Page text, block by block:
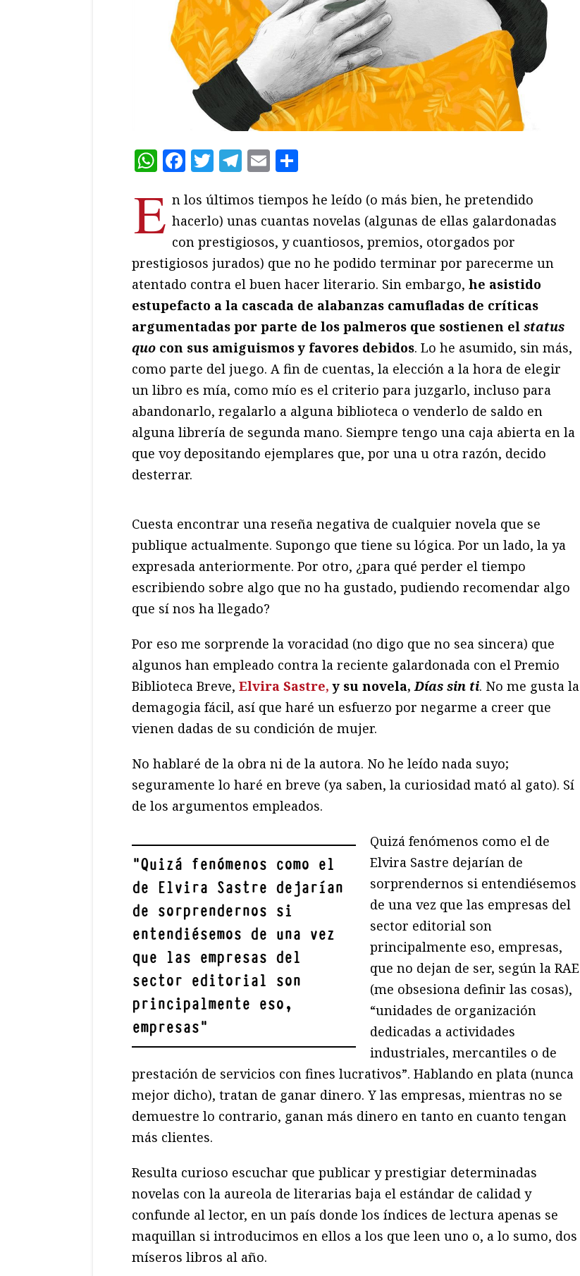
WhatsApp
Facebook
Twitter
Telegram
Email
E n los últimos tiempos he leído (o más bien, he pretendido
hacerlo) unas cuantas novelas (algunas de ellas galardonadas
con prestigiosos, y cuantiosos, premios, otorgados por
prestigiosos jurados) que no he podido terminar por parecerme un
atentado contra el buen hacer literario. Sin embargo, he asistido
estupefacto a la cascada de alabanzas camufladas de críticas
argumentadas por parte de los palmeros que sostienen el status
quo con sus amiguismos y favores debidos. Lo he asumido, sin más,
como parte del juego. A fin de cuentas, la elección a la hora de elegir
un libro es mía, como mío es el criterio para juzgarlo, incluso para
abandonarlo, regalarlo a alguna biblioteca o venderlo de saldo en
alguna librería de segunda mano. Siempre tengo una caja abierta en la
que voy depositando ejemplares que, por una u otra razón, decido
desterrar.
Cuesta encontrar una reseña negativa de cualquier novela que se
publique actualmente. Supongo que tiene su lógica. Por un lado, la ya
expresada anteriormente. Por otro, ¿para qué perder el tiempo
escribiendo sobre algo que no ha gustado, pudiendo recomendar algo
que sí nos ha llegado?
Por eso me sorprende la voracidad (no digo que no sea sincera) que
algunos han empleado contra la reciente galardonada con el Premio
Biblioteca Breve, Elvira Sastre, y su novela,Días sin ti. No me gusta la
demagogia fácil, así que haré un esfuerzo por negarme a creer que
vienen dadas de su condición de mujer.
No hablaré de la obra ni de la autora. No he leído nada suyo;
seguramente lo haré en breve (ya saben, la curiosidad mató al gato). Sí
de los argumentos empleados.
"Quizá fenómenos como el
de Elvira Sastre dejarían
de sorprendernos si
entendiésemos de una vez
que las empresas del
sector editorial son
principalmente eso,
empresas"
Quizá fenómenos como el de
Elvira Sastre dejarían de
sorprendernos si entendiésemos
de una vez que las empresas del
sector editorial son
principalmente eso, empresas,
que no dejan de ser, según la RAE
(me obsesiona definir las cosas),
“unidades de organización
dedicadas a actividades
industriales, mercantiles o de
prestación de servicios con fines lucrativos”. Hablando en plata (nunca
mejor dicho), tratan de ganar dinero. Y las empresas, mientras no se
demuestre lo contrario, ganan más dinero en tanto en cuanto tengan
más clientes.
Resulta curioso escuchar que publicar y prestigiar determinadas
novelas con la aureola de literarias baja el estándar de calidad y
confunde al lector, en un país donde los índices de lectura apenas se
maquillan si introducimos en ellos a los que leen uno o, a lo sumo, dos
míseros libros al año.